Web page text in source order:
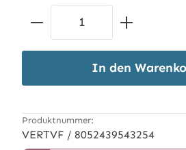
Produkt Anzahl:
In den
Produktnummer:
VERTVF / 8052439543254